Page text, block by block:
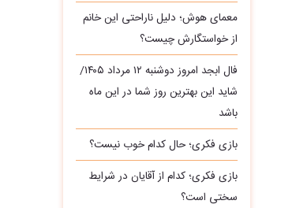
معمای هوش؛ دلیل ناراحتی این خانم
از خواستگارش چیست؟
فال ابجد امروز دوشنبه ۱۲ مرداد ۱۴۰۵/
شاید این بهترین روز شما در این ماه
باشد
بازی فکری؛ حال کدام خوب نیست؟
بازی فکری؛ کدام از آقایان در شرایط
سختی است؟